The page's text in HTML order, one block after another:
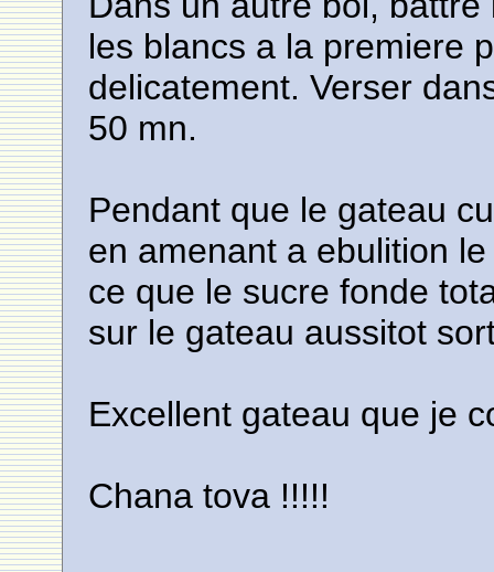
les blancs a la premiere
delicatement. Verser
50 mn.
Pendant que le gateau
en amenant a ebulition
ce que le sucre fonde
sur le gateau aussitot
Excellent gateau que je
Chana tova !!!!!